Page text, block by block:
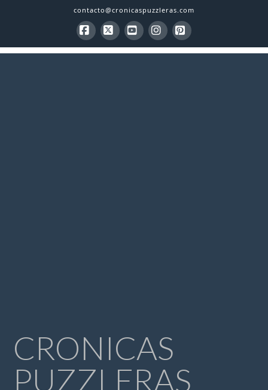
contacto@cronicaspuzzleras.com
Facebook
X YouTubeInstagram
Pinterest
CRONICAS
PUZZLERAS